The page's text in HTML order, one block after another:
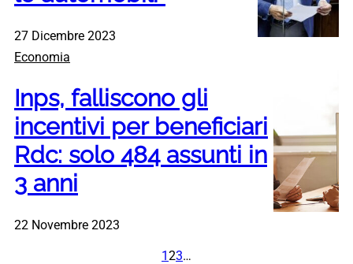
27 Dicembre 2023
Economia
Inps, falliscono gli
incentivi per beneficiari
Rdc: solo 484 assunti in
3 anni
22 Novembre 2023
123…